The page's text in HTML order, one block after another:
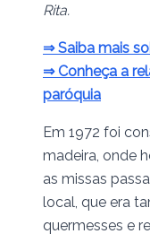
Rita.
⇒ Saiba mais
⇒ Conheça a
paróquia
Em 1972 foi
madeira, onde
as missas
local, que era
quermesses e